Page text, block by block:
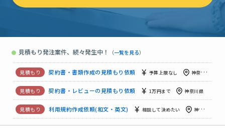
● 見積もり発注案件、続々発生中！ （一覧を見る）
【サービス提供契約書の作成】の見積もり依頼 予算上限なし
事実婚関係及び生計同一関係に関する申立書について
【売買契約書作成】の見積もり依頼 予算上限なし 神奈川県
契約書・書類作成の見積もり依頼 予算上限なし 神奈川県
契約書・レビューの見積もり依頼 1万円まで 神奈川県
利用規約作成依頼(和文・英文)